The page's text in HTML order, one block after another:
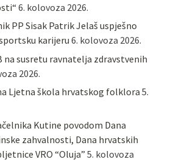
6. kolovoza 2026.
PP Sisak Patrik Jelaš uspješno
karijeru 6. kolovoza 2026.
na susretu ravnatelja zdravstvenih
2026.
Ljetna škola hrvatskog folklora 5.
Kutine povodom Dana
zahvalnosti, Dana hrvatskih
VRO “Oluja” 5. kolovoza